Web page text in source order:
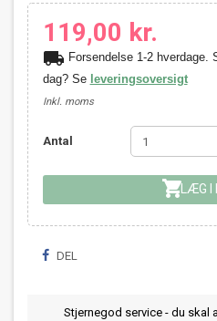
119,00 kr.
local_shippingForsendelse 1-2 hverdage.
dag? Se leveringsoversigt
Inkl. moms
Antal
 LÆG I
DEL
Stjernegod service - du skal